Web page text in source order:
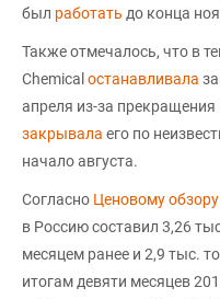
был работать до конца
Также отмечалось, что в
Chemical останавливала
апреля из-за
закрывала его по
начало августа.
Согласно Ценовому обзору
в Россию составил 3,26
месяцем ранее и 2,9 тыс.
итогам девяти месяцев